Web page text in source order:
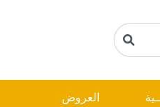
العروض